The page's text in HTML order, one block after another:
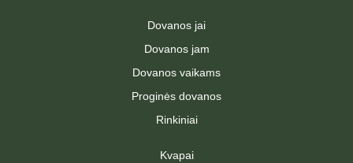
a
r
m
b
o
-
Dovanos jai
Dovanos jam
Dovanos vaikams
Proginės dovanos
Rinkiniai
Kvapai